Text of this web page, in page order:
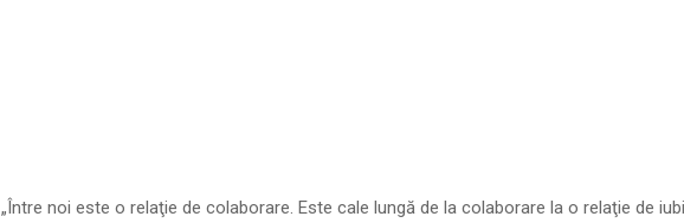
„Între noi este o relaţie de colaborare. Este cale lungă de la colaborare la o relaţie de